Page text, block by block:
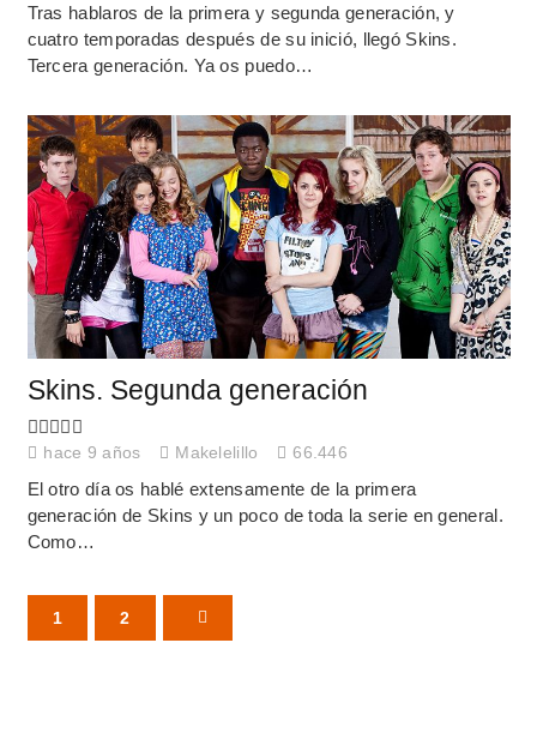
Tras hablaros de la primera y segunda generación, y
cuatro temporadas después de su inició, llegó Skins.
Tercera generación. Ya os puedo…
Skins. Segunda generación
hace 9 años Makelelillo 66.446
El otro día os hablé extensamente de la primera
generación de Skins y un poco de toda la serie en general.
Como…
1 2